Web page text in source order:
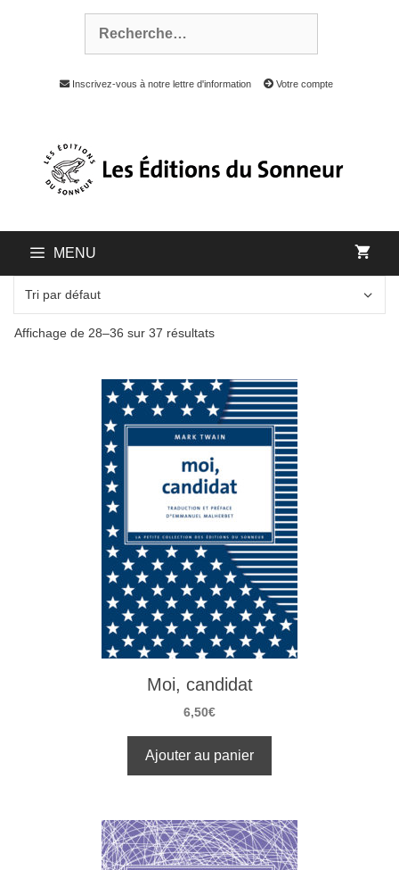
Inscrivez-vous à notre lettre d'information Votre compte
MENU
Affichage de 28–36 sur 37 résultats
Moi, candidat
6,50€
Ajouter au panier